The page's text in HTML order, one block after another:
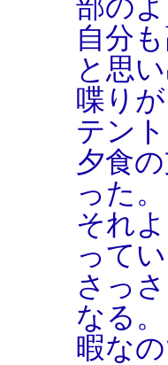
部のよ
自分
と思
喋り
テン
夕食
った。
それ
って
さっ
なる
暇な